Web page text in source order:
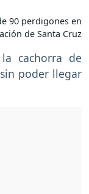
90 perdigones en
de Santa Cruz
cachorra de
poder llegar